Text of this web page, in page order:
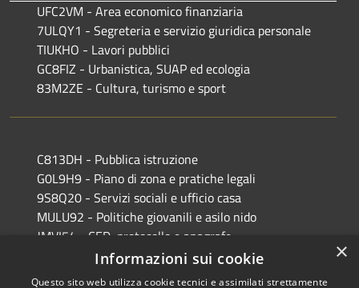
UFC2VM - Area economico finanziaria
7ULQY1 - Segreteria e servizio giuridica personale
TIUKHO - Lavori pubblici
GC8FIZ - Urbanistica, SUAP ed ecologia
83M2ZE - Cultura, turismo e sport
C813DH - Pubblica istruzione
G0L9H9 - Piano di zona e pratiche legali
9S8Q20 - Servizi sociali e ufficio casa
MULU92 - Politiche giovanili e asilo nido
JMVI54 - CED, protocollo e anagrafe
EFR931 - Polizia Locale
×
Informazioni sui cookie
Questo sito web utilizza cookie tecnici e assimilati strettamente